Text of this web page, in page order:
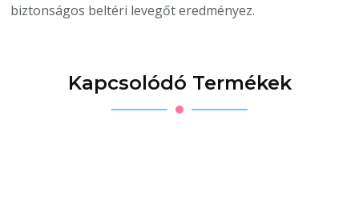
biztonságos beltéri levegőt eredményez.
Kapcsolódó Termékek